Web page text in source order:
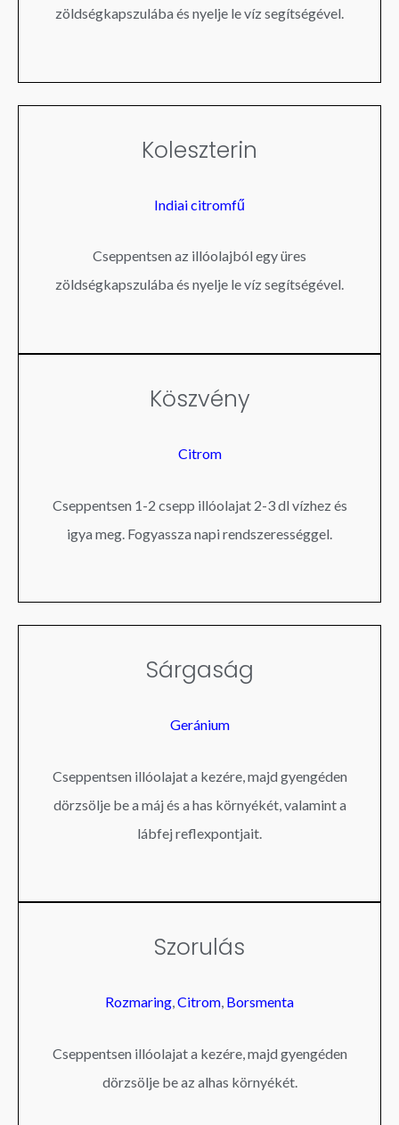
zöldségkapszulába és nyelje le víz segítségével.
Koleszterin
Indiai citromfű
Cseppentsen az illóolajból egy üres
zöldségkapszulába és nyelje le víz segítségével.
Köszvény
Citrom
Cseppentsen 1-2 csepp illóolajat 2-3 dl vízhez és
igya meg. Fogyassza napi rendszerességgel.
Sárgaság
Geránium
Cseppentsen illóolajat a kezére, majd gyengéden
dörzsölje be a máj és a has környékét, valamint a
lábfej reflexpontjait.
Szorulás
Rozmaring,Citrom, Borsmenta
Cseppentsen illóolajat a kezére, majd gyengéden
dörzsölje be az alhas környékét.